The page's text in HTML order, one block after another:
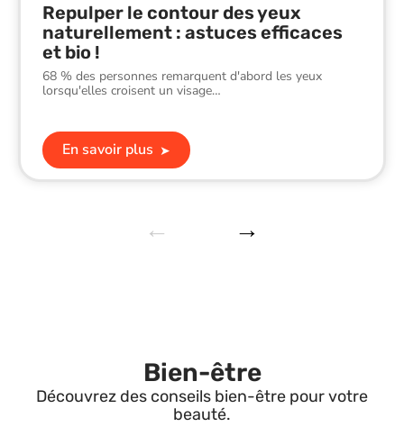
Repulper le contour des yeux
naturellement : astuces efficaces
et bio !
68 % des personnes remarquent d'abord les yeux
lorsqu'elles croisent un visage…
En savoir plus
Bien-être
Découvrez des conseils bien-être pour votre
beauté.